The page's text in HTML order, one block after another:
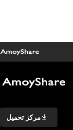
مركز تحميل